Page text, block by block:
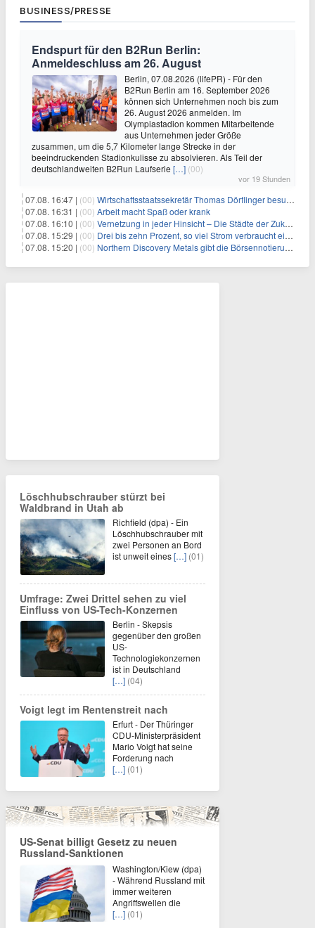
BUSINESS/PRESSE
Endspurt für den B2Run Berlin:
Anmeldeschluss am 26. August
Berlin, 07.08.2026 (lifePR) - Für den
B2Run Berlin am 16. September 2026
können sich Unternehmen noch bis zum
26. August 2026 anmelden. Im
Olympiastadion kommen Mitarbeitende
aus Unternehmen jeder Größe
zusammen, um die 5,7 Kilometer lange Strecke in der
beeindruckenden Stadionkulisse zu absolvieren. Als Teil der
deutschlandweiten B2Run Laufserie […] (00)
vor 19 Stunden
07.08. 16:47 | (00) Wirtschaftsstaatssekretär Thomas Dörflinger besucht Handwerksbetrieb im Kammerbezirk Freiburg
07.08. 16:31 | (00) Arbeit macht Spaß oder krank
07.08. 16:10 | (00) Vernetzung in jeder Hinsicht – Die Städte der Zukunft sind grün-blau
07.08. 15:29 | (00) Drei bis zehn Prozent, so viel Strom verbraucht ein Aufzug im Gebäude
07.08. 15:20 | (00) Northern Discovery Metals gibt die Börsennotierung an der Frankfurter Wertpapierbörse bekannt
Löschhubschrauber stürzt bei
Waldbrand in Utah ab
Richfield (dpa) - Ein
Löschhubschrauber mit
zwei Personen an Bord
ist unweit eines[…] (01)
Umfrage: Zwei Drittel sehen zu viel
Einfluss von US-Tech-Konzernen
Berlin - Skepsis
gegenüber den großen
US-
Technologiekonzernen
ist in Deutschland
[…] (04)
Voigt legt im Rentenstreit nach
Erfurt - Der Thüringer
CDU-Ministerpräsident
Mario Voigt hat seine
Forderung nach
[…] (01)
US-Senat billigt Gesetz zu neuen
Russland-Sanktionen
Washington/Kiew (dpa)
- Während Russland mit
immer weiteren
Angriffswellen die
[…] (01)